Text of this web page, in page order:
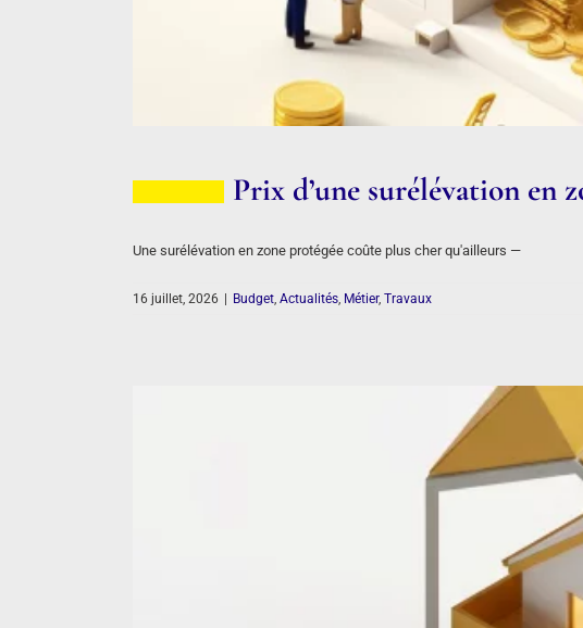
Prix d’une surélévation en
Une surélévation en zone protégée coûte plus cher qu'ailleurs —
16 juillet, 2026 Budget, Actualités, Métier, Travaux